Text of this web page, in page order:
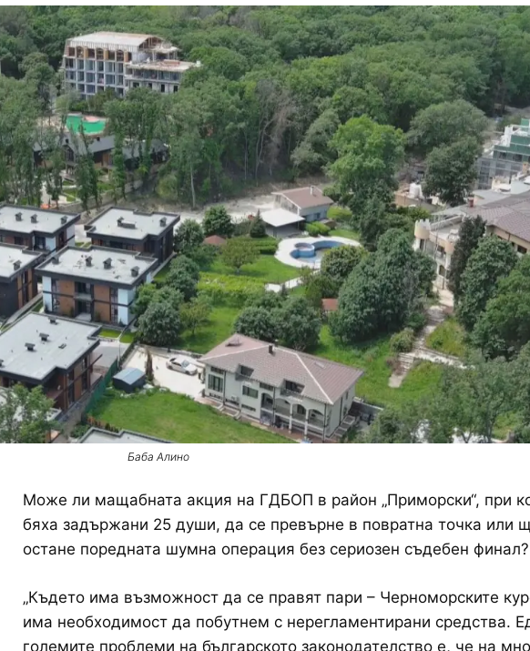
Баба Алино
Може ли мащабната акция на ГДБОП в район „Приморски“, при
бяха задържани 25 души, да се превърне в повратна точка или
остане поредната шумна операция без сериозен съдебен финал?
„Където има възможност да се правят пари – Черноморските
има необходимост да побутнем с нерегламентирани средства.
големите проблеми на българското законодателство е, че на